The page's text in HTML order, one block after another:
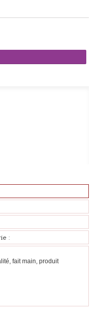
:
fait main, produit